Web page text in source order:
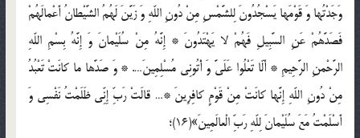
وَجَدْتُها وَ قَوْمَها یَسْجُدُونَ لِلشَّمْسِ مِنْ دُونِ اللّهِ وَ زَیَّنَ لَهُمُ الشَّیْطانُ أَعْمالَهُمْ
فَصَدَّهُمْ عَنِ السَّبِیلِ فَهُمْ لا یَهْتَدُونَ * إِنَّهُ مِنْ سُلَیْمانَ وَ إِنَّهُ بِسْمِ اللّهِ
الرَّحْمنِ الرَّحِیمِ * أَلّا تَعْلُوا عَلَیَّ وَ أْتُونِی مُسْلِمِینَ…. * وَ صَدَّها ما کانَتْ تَعْبُدُ
مِنْ دُونِ اللّهِ إِنَّها کانَتْ مِنْ قَوْمٍ کافِرِینَ *… قالَتْ رَبِّ إِنِّی ظَلَمْتُ نَفْسِی وَ
أَسْلَمْتُ مَعَ سُلَیْمانَ لِلّهِ رَبِّ الْعالَمِینَ»(16)؛